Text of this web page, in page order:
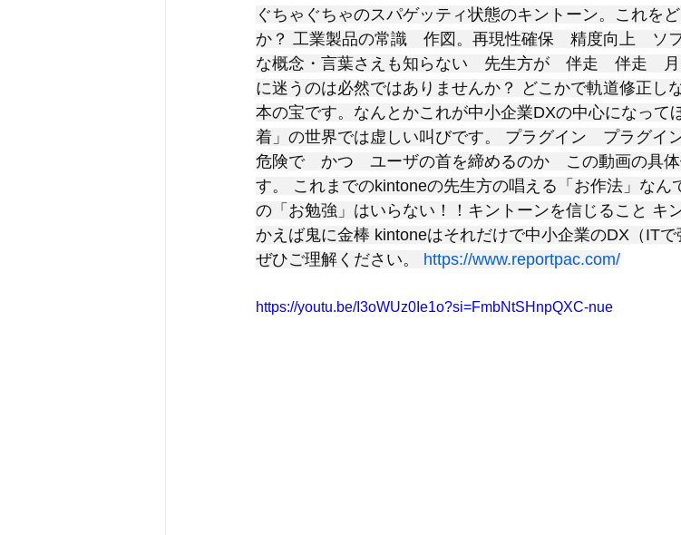
ぐちゃぐちゃのスパゲッティ状態のキントーン。これを
か？ 工業製品の常識　作図。再現性確保　精度向上　ソ
な概念・言葉さえも知らない　先生方が　伴走　伴走　
に迷うのは必然ではありませんか？ どこかで軌道修正し
本の宝です。なんとかこれが中小企業DXの中心になって
着」の世界では虚しい叫びです。 プラグイン　プラグイ
危険で　かつ　ユーザの首を締めるのか　この動画の具
す。 これまでのkintoneの先生方の唱える「お作法」なん
の「お勉強」はいらない！！キントーンを信じること キ
かえば鬼に金棒 kintoneはそれだけで中小企業のDX（IT
ぜひご理解ください。 https://www.reportpac.com/
https://youtu.be/I3oWUz0Ie1o?si=FmbNtSHnpQXC-nue